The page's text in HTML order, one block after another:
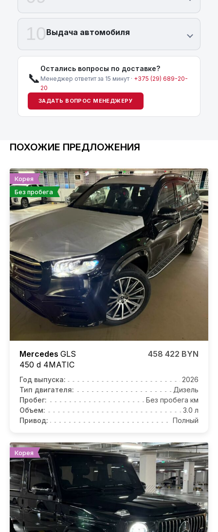
10Выдача автомобиля
📞
Остались вопросы по доставке?
Менеджер ответит за 15 минут · +375 (29) 689-20-
20
ЗАДАТЬ ВОПРОС МЕНЕДЖЕРУ
ПОХОЖИЕ ПРЕДЛОЖЕНИЯ
Корея
Без пробега
Mercedes GLS
450 d 4MATIC
458 422 BYN
Год выпуска:
2026
Тип двигателя:
Дизель
Пробег:
Без пробега км
Объем:
3.0 л
Привод:
Полный
Корея